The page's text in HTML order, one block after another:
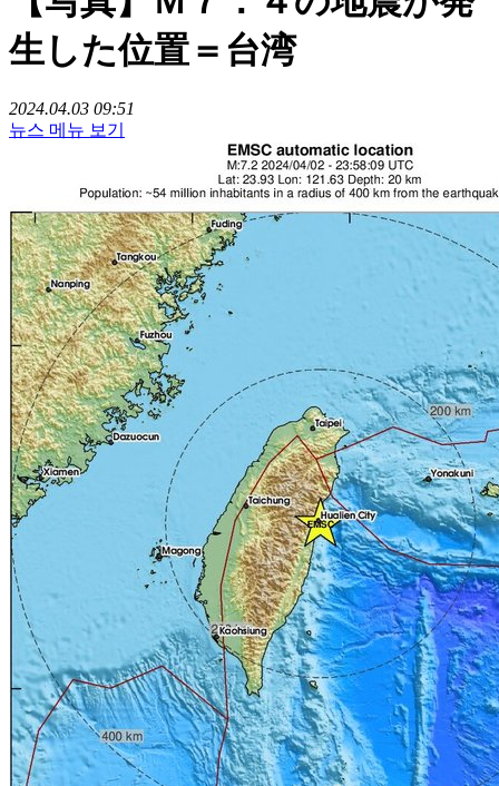
生した位置＝台湾
2024.04.03 09:51
뉴스 메뉴 보기